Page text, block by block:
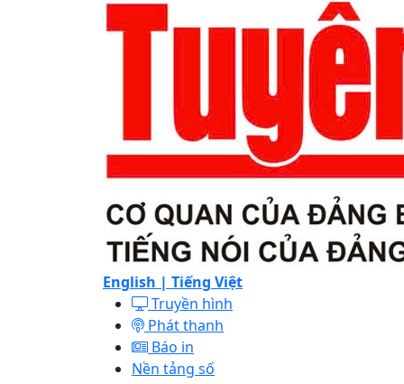
English | Tiếng Việt
Truyền hình
Phát thanh
Báo in
Nền tảng số